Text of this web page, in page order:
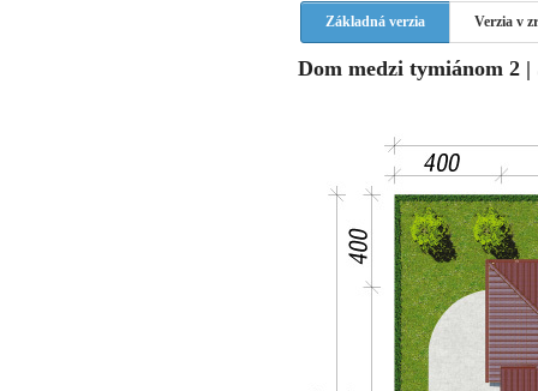
Základná verzia Verzia v
Dom medzi tymiánom 2 |